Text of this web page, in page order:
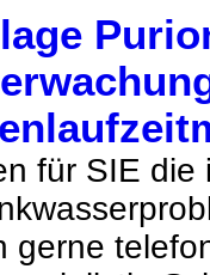
für SIE die
gerne